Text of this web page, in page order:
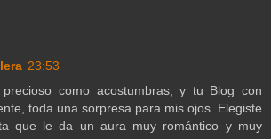
23:53
precioso como acostumbras, y tu Blog con
toda una sorpresa para mis ojos. Elegiste
que le da un aura muy romántico y muy